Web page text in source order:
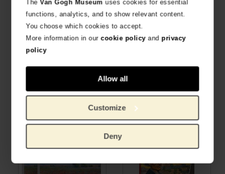
TheVan Gogh Museum uses cookies for essential
functions, analytics, and to show relevant content.
You choose which cookies to accept.
More information in ourcookie policyand privacy
policy
Allow all
Customize
Deny
IDIOMA: NEERLANDÉS
letters
IDIOMA: INGLÉS